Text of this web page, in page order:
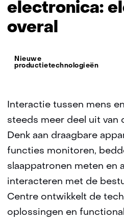
electronica:
overal
Thema:
Nieuwe
productietechnologieën
Interactie tussen mens
steeds meer deel uit van
Denk aan draagbare
functies monitoren,
slaappatronen meten en
interacteren met de
Centre ontwikkelt de
oplossingen en